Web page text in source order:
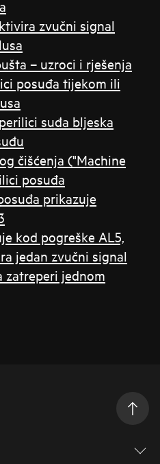
zvučni signal
– uzroci i rješenja
posuđa tijekom ili
suđa bljeska
čišćenja ("Machine
posuđa
prikazuje
kod pogreške AL5,
jedan zvučni signal
zatreperi jednom